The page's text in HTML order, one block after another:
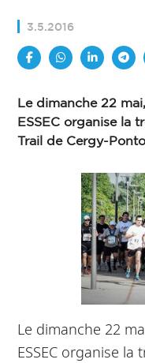
3.5.2016
Le dimanche 22
ESSEC organise la
Trail de Cergy-
Le dimanche 22
ESSEC organise